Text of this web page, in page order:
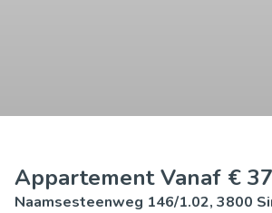
Appartement Vanaf €
Naamsesteenweg 146/1.02, 3800